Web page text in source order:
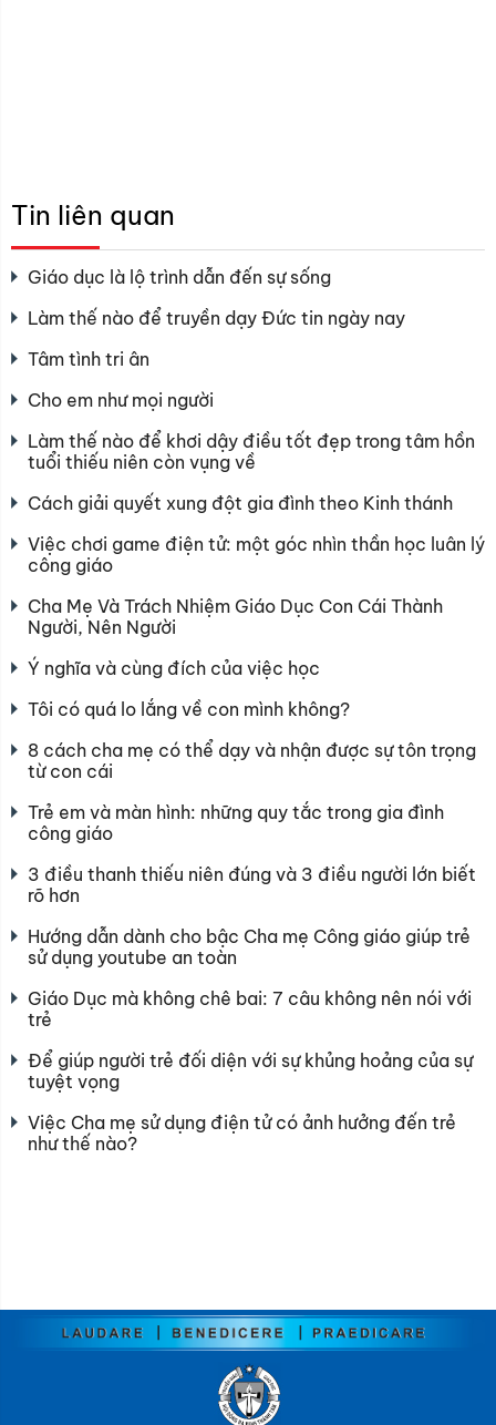
Tin liên quan
Giáo dục là lộ trình dẫn đến sự sống
Làm thế nào để truyền dạy Đức tin ngày nay
Tâm tình tri ân
Cho em như mọi người
Làm thế nào để khơi dậy điều tốt đẹp trong tâm hồn
tuổi thiếu niên còn vụng về
Cách giải quyết xung đột gia đình theo Kinh thánh
Việc chơi game điện tử: một góc nhìn thần học luân lý
công giáo
Cha Mẹ Và Trách Nhiệm Giáo Dục Con Cái Thành
Người, Nên Người
Ý nghĩa và cùng đích của việc học
Tôi có quá lo lắng về con mình không?
8 cách cha mẹ có thể dạy và nhận được sự tôn trọng
từ con cái
Trẻ em và màn hình: những quy tắc trong gia đình
công giáo
3 điều thanh thiếu niên đúng và 3 điều người lớn biết
rõ hơn
Hướng dẫn dành cho bậc Cha mẹ Công giáo giúp trẻ
sử dụng youtube an toàn
Giáo Dục mà không chê bai: 7 câu không nên nói với
trẻ
Để giúp người trẻ đối diện với sự khủng hoảng của sự
tuyệt vọng
Việc Cha mẹ sử dụng điện tử có ảnh hưởng đến trẻ
như thế nào?